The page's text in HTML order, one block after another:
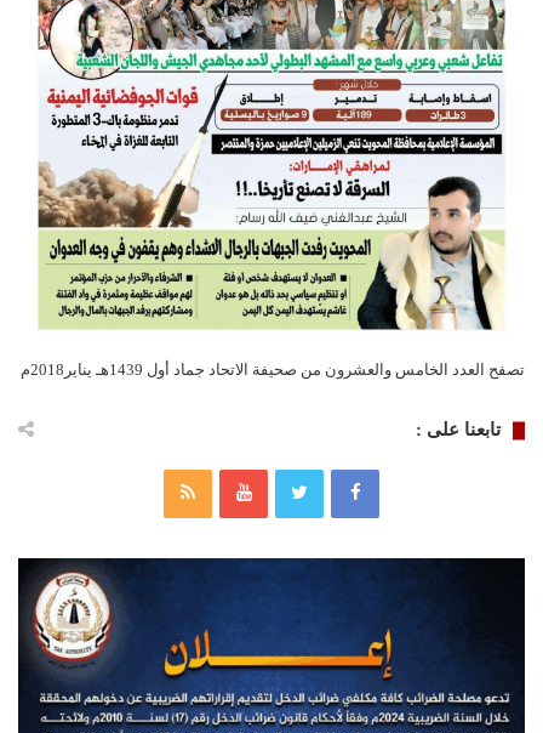
تصفح العدد الخامس والعشرون من صحيفة الاتحاد جماد أول 1439هـ يناير2018م
تابعنا على :